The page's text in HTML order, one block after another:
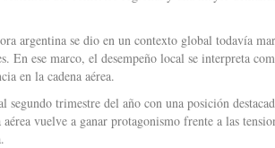
argentina se dio en un contexto global todavía
En ese marco, el desempeño local se interpreta
en la cadena aérea.
segundo trimestre del año con una posición
vuelve a ganar protagonismo frente a las